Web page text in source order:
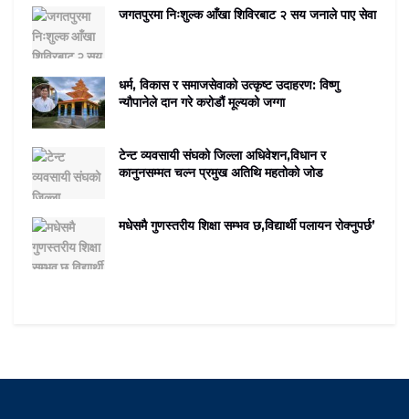
जगतपुरमा निःशुल्क आँखा शिविरबाट २ सय जनाले पाए सेवा
धर्म, विकास र समाजसेवाको उत्कृष्ट उदाहरण: विष्णु
न्यौपानेले दान गरे करोडौं मूल्यको जग्गा
टेन्ट व्यवसायी संघको जिल्ला अधिवेशन,विधान र
कानुनसम्मत चल्न प्रमुख अतिथि महतोको जोड
मधेसमै गुणस्तरीय शिक्षा सम्भव छ,विद्यार्थी पलायन रोक्नुपर्छ’